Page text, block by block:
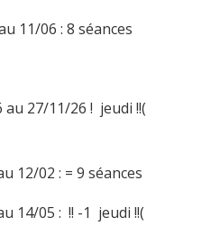
11/06 : 8 séances
au 27/11/26 ! jeudi !!(
12/02 : = 9 séances
14/05 : !! -1 jeudi !!(